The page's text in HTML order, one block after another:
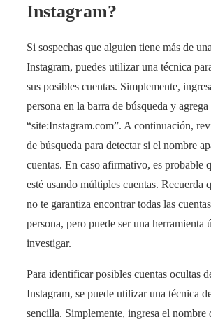
Instagram?
Si sospechas que alguien tiene más de
Instagram, puedes utilizar una técnica
sus posibles cuentas. Simplemente,
persona en la barra de búsqueda y agrega
“site:Instagram.com”. A continuación,
de búsqueda para detectar si el nombre
cuentas. En caso afirmativo, es probable
esté usando múltiples cuentas. Recuerda
no te garantiza encontrar todas las
persona, pero puede ser una herramienta
investigar.
Para identificar posibles cuentas ocultas
Instagram, se puede utilizar una técnica
sencilla. Simplemente, ingresa el nombre